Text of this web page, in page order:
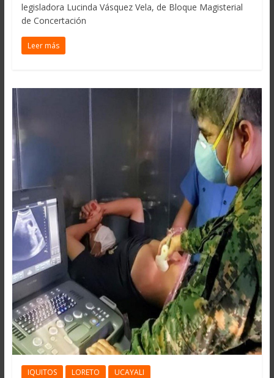
legisladora Lucinda Vásquez Vela, de Bloque Magisterial
de Concertación
Leer más
IQUITOS LORETO UCAYALI